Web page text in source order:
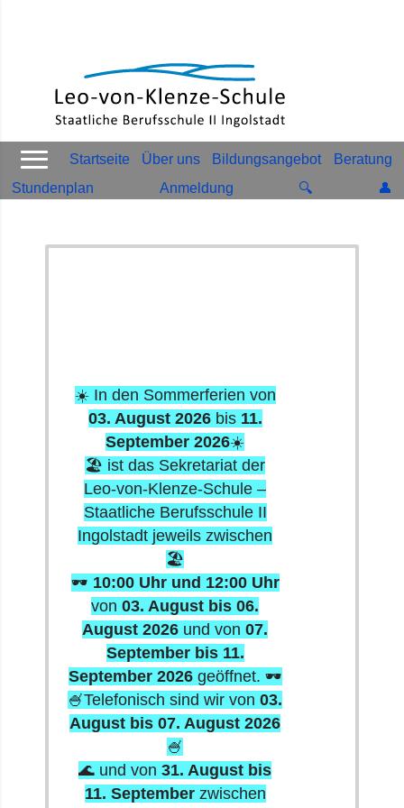
Startseite Über uns Bildungsangebot
Beratung
Stundenplan
Anmeldung 🔍 👤
September 2026☀️
🏖️ ist das Sekretariat der
Leo-von-Klenze-Schule –
Staatliche Berufsschule II
Ingolstadt jeweils zwischen
🏖️
🕶️10:00 Uhr und 12:00 Uhr
03. August bis 06.
August 2026und von07.
September bis 11.
September 2026geöffnet. 🕶️
🍧Telefonisch sind wir von03.
August bis 07. August 2026
🍧
🌊 und von31. August bis
11. September zwischen
10:00 und 12:00 Uhr
erreichbar 🌊